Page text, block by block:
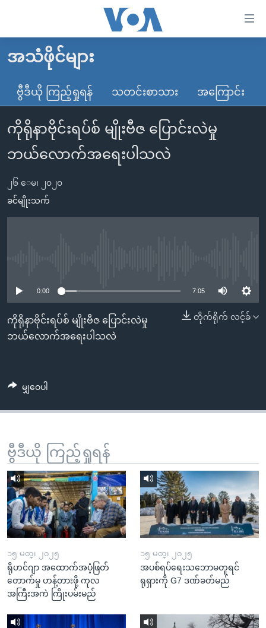
လွယ်ကူ
သည့်
Link
များ
ပင်မ
သို့
ကျော်
ညွန်း
စာမျက်နှာ
သို့
ကျော်
ရှာဖွေ
နေရာ
ကျော်
ရန်
မူလစာမျက်နှာ
မြန်မာ
ကမ္ဘာ့သတင်းများ
နိုင်ငံတကာ
အမေရိကန်
အစ္စရေး-ပါလက်စတိုင်း
ဗွီဒီယို
သတင်းလွတ်လပ်ခွင့်
ရပ်ဝန်းတခု လမ်းတခု အလွန်
အင်္ဂလိပ်စာလေ့လာမယ်
Learning English
ဗွီအိုအေ လူမှုကွန်ယက်များ
အသံဖိုင်များ
ဗွီဒီယို ကြည့်ရှုရန် သတင်းစာသား အကြောင်း
ကိုရိုနာဗိုင်းရပ်စ် မျိုးဗီဇ ပြောင်းလဲမှု
ဘယ်လောက်အရေးပါသလဲ
၂၆ ေမ၊ ၂၀၂၀
ခင်မျိုးသက်
0:00 7:05
တိုက်ရိုက် လင့်ခ်
ကိုရိုနာဗိုင်းရပ်စ် မျိုးဗီဇ ပြောင်းလဲမှု
ဘယ်လောက်အရေးပါသလဲ
မျှဝေပါ
ဗွီဒီယို ကြည့်ရှုရန်
၁၅ မတ္၊ ၂၀၂၅
ရိုဟင်ဂျာ အထောက်အပံ့ဖြတ်
တောက်မှု ဟန့်တားဖို့ ကုလ
အကြီးအကဲ ကြိုးပမ်းမည်
၁၅ မတ္၊ ၂၀၂၅
အပစ်ရပ်ရေးသဘောမတူရင်
ရုရှားကို G7 ဒဏ်ခတ်မည်